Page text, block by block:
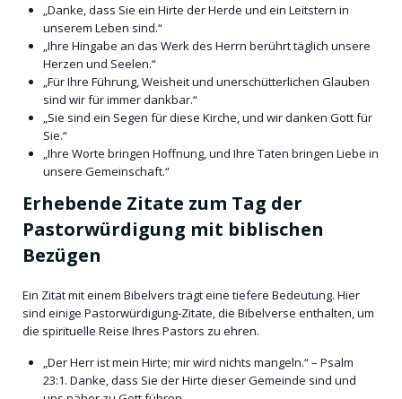
„Danke, dass Sie ein Hirte der Herde und ein Leitstern in
unserem Leben sind.“
„Ihre Hingabe an das Werk des Herrn berührt täglich unsere
Herzen und Seelen.“
„Für Ihre Führung, Weisheit und unerschütterlichen Glauben
sind wir für immer dankbar.“
„Sie sind ein Segen für diese Kirche, und wir danken Gott für
Sie.“
„Ihre Worte bringen Hoffnung, und Ihre Taten bringen Liebe in
unsere Gemeinschaft.“
Erhebende Zitate zum Tag der
Pastorwürdigung mit biblischen
Bezügen
Ein Zitat mit einem Bibelvers trägt eine tiefere Bedeutung. Hier
sind einige Pastorwürdigung-Zitate, die Bibelverse enthalten, um
die spirituelle Reise Ihres Pastors zu ehren.
„Der Herr ist mein Hirte; mir wird nichts mangeln.“ – Psalm
23:1. Danke, dass Sie der Hirte dieser Gemeinde sind und